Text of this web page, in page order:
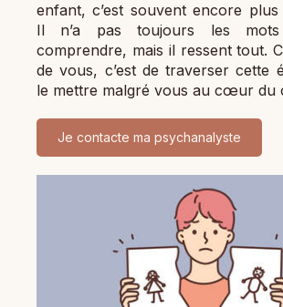
enfant, c’est souvent encore plus
Il n’a pas toujours les
comprendre, mais il ressent tout.
de vous, c’est de traverser cette
le mettre malgré vous au cœur du
Je contacte ma psychanalyste